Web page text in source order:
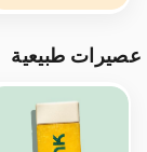
عصيرات طبيعية